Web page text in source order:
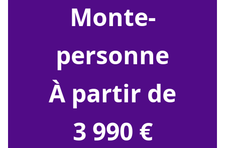
monte-
personne
À partir de
3 990 €